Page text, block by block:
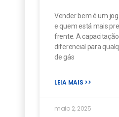
Vender bem é um
e quem está mais
frente. A
diferencial para
de gás
LEIA MAIS >>
maio 2, 2025